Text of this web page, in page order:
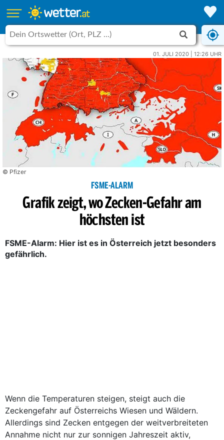
01. JULI 2020 | 12:26 UHR
© Pfizer
FSME-ALARM
Grafik zeigt, wo Zecken-Gefahr am
höchsten ist
FSME-Alarm: Hier ist es in Österreich jetzt besonders
gefährlich.
Wenn die Temperaturen steigen, steigt auch die
Zeckengefahr auf Österreichs Wiesen und Wäldern.
Allerdings sind Zecken entgegen der weitverbreiteten
Annahme nicht nur zur sonnigen Jahreszeit aktiv,